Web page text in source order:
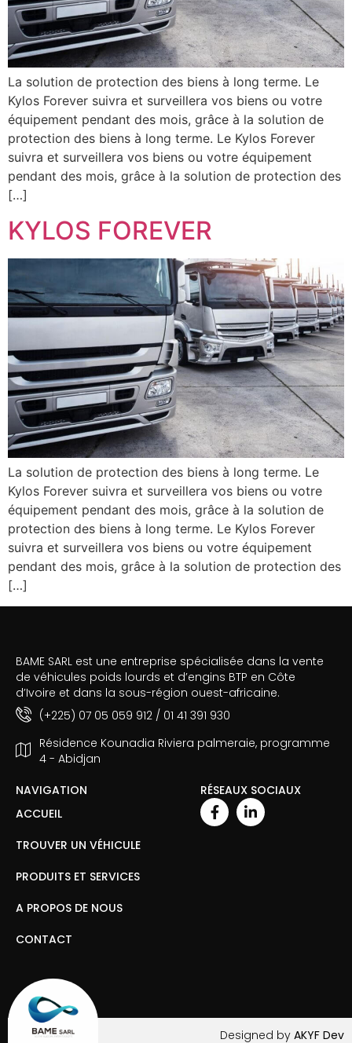
La solution de protection des biens à long terme. Le
Kylos Forever suivra et surveillera vos biens ou votre
équipement pendant des mois, grâce à la solution de
protection des biens à long terme. Le Kylos Forever
suivra et surveillera vos biens ou votre équipement
pendant des mois, grâce à la solution de protection des
[…]
KYLOS FOREVER
La solution de protection des biens à long terme. Le
Kylos Forever suivra et surveillera vos biens ou votre
équipement pendant des mois, grâce à la solution de
protection des biens à long terme. Le Kylos Forever
suivra et surveillera vos biens ou votre équipement
pendant des mois, grâce à la solution de protection des
[…]
BAME SARL est une entreprise spécialisée dans la vente
de véhicules poids lourds et d’engins BTP en Côte
d’Ivoire et dans la sous-région ouest-africaine.
(+225) 07 05 059 912 / 01 41 391 930
Résidence Kounadia Riviera palmeraie, programme
4 - Abidjan
NAVIGATION
ACCUEIL
TROUVER UN VÉHICULE
PRODUITS ET SERVICES
A PROPOS DE NOUS
CONTACT
RÉSEAUX SOCIAUX
Designed by AKYF Dev